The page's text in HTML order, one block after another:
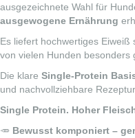
ausgezeichnete Wahl für
ausgewogene Ernährung
Es liefert hochwertiges
von vielen Hunden besonders
Die klare Single-Protein
und nachvollziehbare Rezeptur.
Single Protein. Hoher
🥕 Bewusst komponiert –